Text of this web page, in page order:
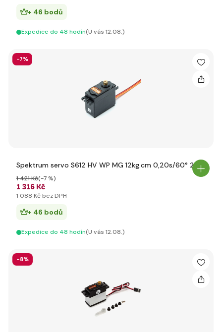
+ 46 bodů
Expedice do 48 hodín(U vás 12.08.)
-7%
Spektrum servo S612 HV WP MG 12kg.cm 0,20s/60° 23T
1 316 Kč
1 421 Kč(-7 %)
1 088 Kč bez DPH
+ 46 bodů
Expedice do 48 hodín(U vás 12.08.)
-8%